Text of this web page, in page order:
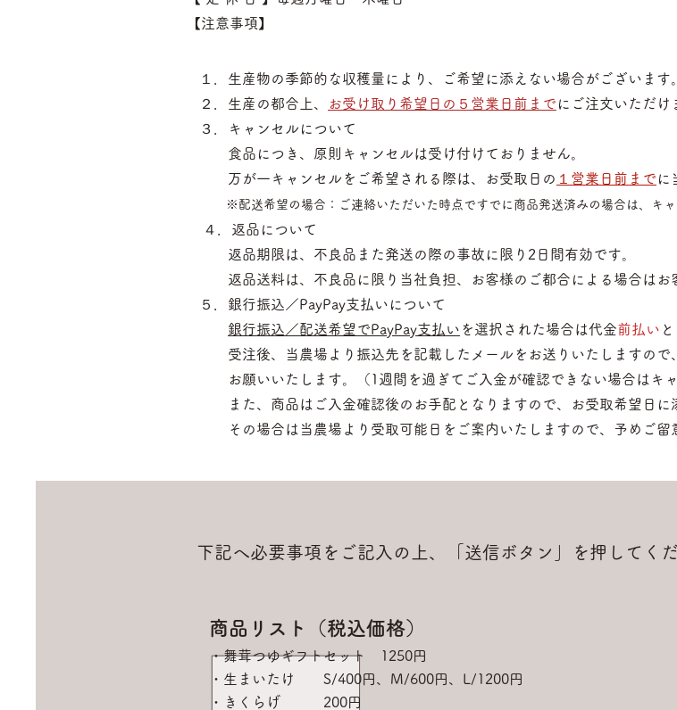
【注意事項】
１．生産物の季節的な収穫量により、ご希望に添えない場合がございます。
２．生産の都合上、
お受け取り希望日の５営業日前まで にご注文いただけ
３．キャンセルについて
食品につき、原則キャンセルは受け付けておりません。
万が一キャンセルをご希望される際は、お受取日の １営業日前まで に
※配送希望の場合：ご連絡いただいた時点ですでに商品発送済みの場合は、キ
４．返品について
返品期限は、不良品また発送の際の事故に限り2日間有効です。
返品送料は、不良品に限り当社負担、お客様のご都合による場合はお
５．銀行振込／PayPay支払いについて
銀行振込／配送希望でPayPay支払い を選択された場合は代金前払い
受注後、当農場より振込先を記載したメールをお送りいたしますので
お願いいたします。（1週間を過ぎてご入金が確認できない場合はキャ
また、商品はご入金確認後のお手配となりますので、お受取希望日に
その場合は当農場より受取可能日をご案内いたしますので、予めご留
下記へ必要事項をご記入の上、「送信ボタン」を押してくだ
商品リスト（税込価格）
・舞茸つゆギフトセット 1250円
・生まいたけ S/400円、M/600円、L/1200円
・きくらげ 200円